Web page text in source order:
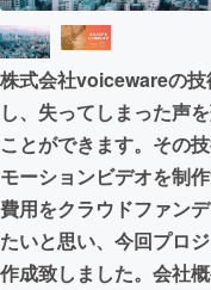
まちづくり
CAMPFIRE for
CAMPFIREふ
株式会社voicewareの技
し、失ってしまった声
ことができます。その
モーションビデオを制
費用をクラウドファン
たいと思い、今回プロ
作成致しました。会社概